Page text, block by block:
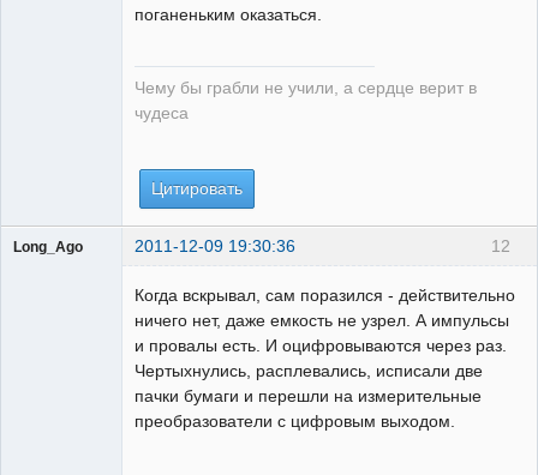
поганеньким оказаться.
Чему бы грабли не учили, а сердце верит в
чудеса
Цитировать
12
Long_Ago 2011-12-09 19:30:36
Когда вскрывал, сам поразился - действительно
ничего нет, даже емкость не узрел. А импульсы
и провалы есть. И оцифровываются через раз.
Чертыхнулись, расплевались, исписали две
пачки бумаги и перешли на измерительные
преобразователи с цифровым выходом.